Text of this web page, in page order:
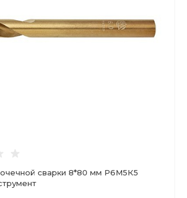
сварки 8*80 мм Р6М5К5